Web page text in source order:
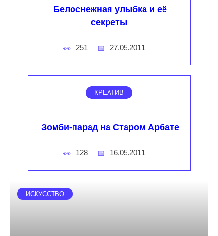
Белоснежная улыбка и её
секреты
251 27.05.2011
КРЕАТИВ
Зомби-парад на Старом Арбате
128 16.05.2011
ИСКУССТВО